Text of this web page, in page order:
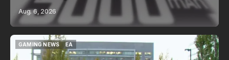
Aug. 6, 2026
GAMING NEWS
GAMING NEWS
EA
EA